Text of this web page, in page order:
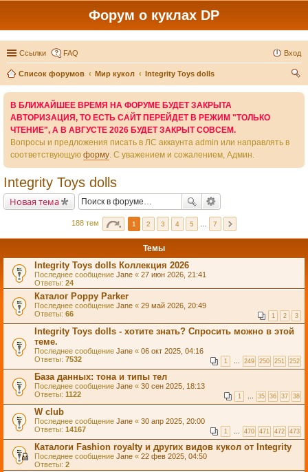
Форум о куклах DP
Ссылки FAQ Вход
Список форумов Мир кукол
Integrity Toys dolls
В БЛИЖАЙШЕЕ ВРЕМЯ НА ФОРУМЕ БУДЕТ ЗАКРЫТА
АВТОРИЗАЦИЯ, ТО ЕСТЬ САЙТ ПЕРЕЙДЕТ В РЕЖИМ "ТОЛЬКО
ЧТЕНИЕ", А В АВГУСТЕ 2026 БУДЕТ ЗАКРЫТ СОВСЕМ.
Вопросы и предложения писать в ЛС аккаунта admin или направлять в
соответствующую форму. С уважением и сожалением, Админ.
Integrity Toys dolls
Новая тема
188 тем 1 2 3 4 5 7
Темы
Integrity Toys dolls Коллекция 2026
Последнее сообщение Jane « 27 июн 2026, 21:41
Ответы: 24
Каталог Poppy Parker
Последнее сообщение Jane « 29 май 2026, 20:49
Ответы: 66 1 2 3
Integrity Toys dolls - хотите знать? Спросить можно в этой
теме.
Последнее сообщение Jane « 06 окт 2025, 04:16
Ответы: 7532 1 … 249 250 251 252
База данных: тона и типы тел
Последнее сообщение Jane « 30 сен 2025, 18:13
Ответы: 1122 1 … 35 36 37 38
W club
Последнее сообщение Jane « 30 апр 2025, 20:00
Ответы: 14167 1 … 470 471 472 473
Каталоги Fashion royalty и других видов кукол от Integrity
Последнее сообщение Jane « 22 фев 2025, 04:50
Ответы: 2